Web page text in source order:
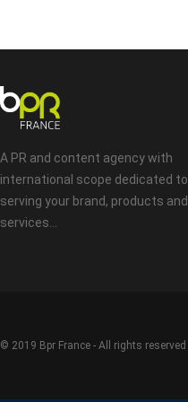
A PR and content agency with
international scope dedicated to
serving your brand, products and
services...
© 2019 Bpr France - All rights reserved